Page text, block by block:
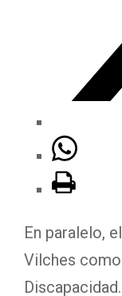
En paralelo,
Vilches